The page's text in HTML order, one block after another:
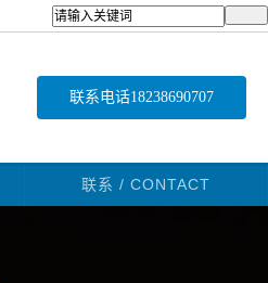
联系电话18238690707
联系 / CONTACT